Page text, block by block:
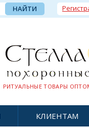
РИТУАЛЬНЫЕ ТОВАРЫ
КЛИЕНТАМ